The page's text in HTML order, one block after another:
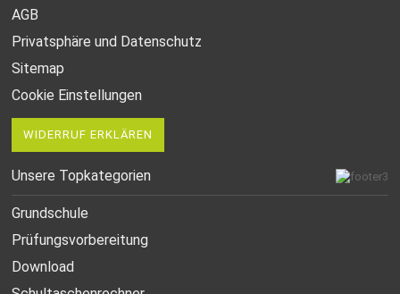
AGB
Privatsphäre und Datenschutz
Sitemap
Cookie Einstellungen
WIDERRUF ERKLÄREN
Unsere Topkategorien
Grundschule
Prüfungsvorbereitung
Download